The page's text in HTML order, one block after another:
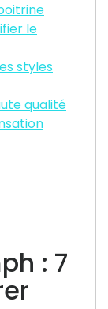
le
styles
qualité
: 7